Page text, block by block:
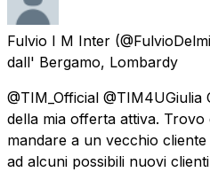
Fulvio I M Inter
dall' Bergamo, Lombardy
@TIM_Official
della mia offerta attiva.
mandare a un vecchio
ad alcuni possibili nuovi